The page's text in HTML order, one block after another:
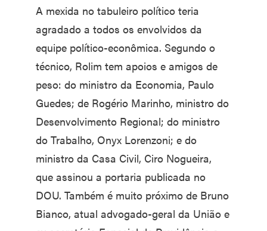
A mexida no tabuleiro político teria
agradado a todos os envolvidos da
equipe político-econômica. Segundo o
técnico, Rolim tem apoios e amigos de
peso: do ministro da Economia, Paulo
Guedes; de Rogério Marinho, ministro do
Desenvolvimento Regional; do ministro
do Trabalho, Onyx Lorenzoni; e do
ministro da Casa Civil, Ciro Nogueira,
que assinou a portaria publicada no
DOU. Também é muito próximo de Bruno
Bianco, atual advogado-geral da União e